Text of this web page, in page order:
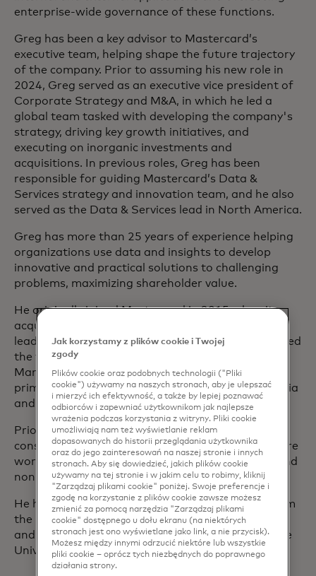
enterprise-wide governance of these functions.
Greg has been a key advisor to Mastercard’s
executive team, helping shape the future trajectory
of the company. Prior to assuming his new role in
2024, Greg served as an executive vice president of
Corporate Strategy and M&A, in which he led a
global team tasked with developing the company's
strategy, driving key growth initiatives, and
executing on inorganic investments and
acquisitions. In previous roles, Greg has been
responsible for guiding Mastercard’s Data &
Services strategy and innovation team, and he also
served as the Data & Services lead in North America.​
Greg has more than 25 years of experience helping
organizations use data and insights to develop
innovative and practical solutions to challenging
problems, maximizing shareholder value.
He originally joined Mastercard in 2015 when it
acquired Applied Predictive Technologies (APT), a
leading cloud-based analytics company. Greg guided
the firm’s Consumer Packaged Goods and
Manufacturing vertical, and also served as the
primary lead for its work in San Francisco, Australia
and New Zealand.
Prior to joining APT, Greg was a management
consultant, initially with Marakon Associates before
working with myriad organizations in the social and
nonprofit sector.
He holds a Master of Business Administration from
the University of Pennsylvania's Wharton School,
and a Bachelor of Science in Economics from Duke
University.
Jak korzystamy z plików cookie i Twojej
zgody
Plików cookie oraz podobnych technologii ("Pliki
cookie") używamy na naszych stronach, aby je ulepszać
i mierzyć ich efektywność, a także by lepiej poznawać
odbiorców i zapewniać użytkownikom jak najlepsze
wrażenia podczas korzystania z witryny. Pliki cookie
umożliwiają nam też wyświetlanie reklam
dopasowanych do historii przeglądania użytkownika
oraz do jego zainteresowań na naszej stronie i innych
stronach. Aby się dowiedzieć, jakich plików cookie
używamy na tej stronie i w jakim celu to robimy, kliknij
"Zarządzaj plikami cookie" poniżej. Swoje preferencje i
zgodę na korzystanie z plików cookie zawsze możesz
zmienić za pomocą narzędzia "Zarządzaj plikami
cookie" dostępnego u dołu ekranu (na niektórych
stronach jest ono wyświetlane jako link, a nie przycisk).
Możesz między innymi odrzucić niektóre lub wszystkie
pliki cookie – oprócz tych niezbędnych do poprawnego
działania strony.